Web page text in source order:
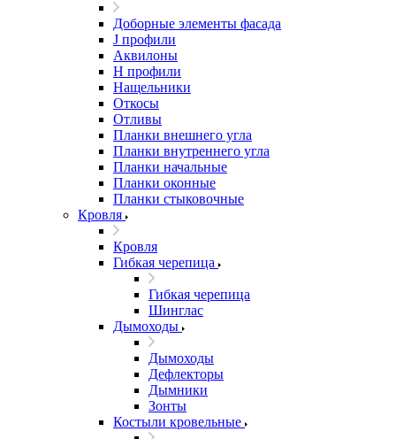
Доборные элементы фасада
J профили
Аквилоны
Н профили
Нащельники
Откосы
Отливы
Планки внешнего угла
Планки внутреннего угла
Планки начальные
Планки оконные
Планки стыковочные
Кровля
Кровля
Гибкая черепица
Гибкая черепица
Шинглас
Дымоходы
Дымоходы
Дефлекторы
Дымники
Зонты
Костыли кровельные